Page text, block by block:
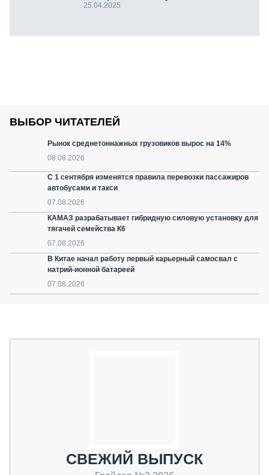
25.04.2025
ВЫБОР ЧИТАТЕЛЕЙ
Рынок среднетоннажных грузовиков вырос на 14%
08.08.2026
С 1 сентября изменятся правила перевозки пассажиров
автобусами и такси
07.08.2026
КАМАЗ разрабатывает гибридную силовую установку для
тягачей семейства К6
07.08.2026
В Китае начал работу первый карьерный самосвал с
натрий-ионной батареей
07.08.2026
СВЕЖИЙ ВЫПУСК